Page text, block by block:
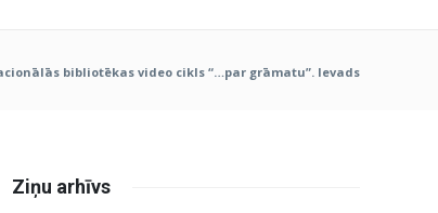
bibliotēkas video cikls “…par grāmatu”. Ievads
Ziņu arhīvs